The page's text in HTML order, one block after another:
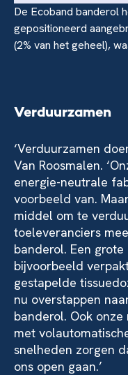
De Ecoband banderol
gepositioneerd
(2% van het geheel),
Verduurzamen
‘Verduurzamen
Van Roosmalen.
energie-neutrale
voorbeeld van.
middel om te
toeleveranciers
banderol. Een
bijvoorbeeld
gestapelde
nu overstappen
banderol. Ook
met
snelheden zorgen
ons open gaan.’